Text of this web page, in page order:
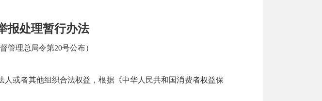
报处理暂行办法
管理总局令第20号公布）
或者其他组织合法权益，根据《中华人民共和国消费者权益保